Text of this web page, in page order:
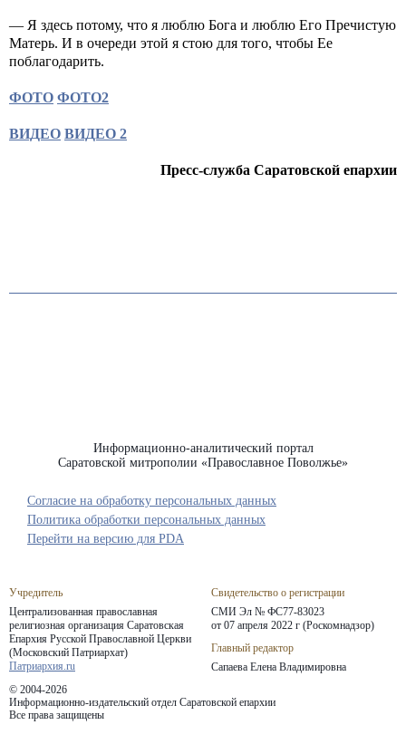
— Я здесь потому, что я люблю Бога и люблю Его Пречистую
Матерь. И в очереди этой я стою для того, чтобы Ее
поблагодарить.
ФОТО ФОТО2
ВИДЕО ВИДЕО 2
Пресс-служба Саратовской епархии
Информационно-аналитический портал
Саратовской митрополии «Православное Поволжье»
Учредитель
Централизованная православная
религиозная организация Саратовская
Епархия Русской Православной Церкви
(Московский Патриархат)
Патриархия.ru
Свидетельство о регистрации
СМИ Эл № ФС77-83023
от 07 апреля 2022 г (Роскомнадзор)
Главный редактор
Сапаева Елена Владимировна
© 2004-2026
Информационно-издательский отдел Саратовской епархии
Все права защищены
Согласие на обработку персональных данных
Политика обработки персональных данных
Перейти на версию для PDA